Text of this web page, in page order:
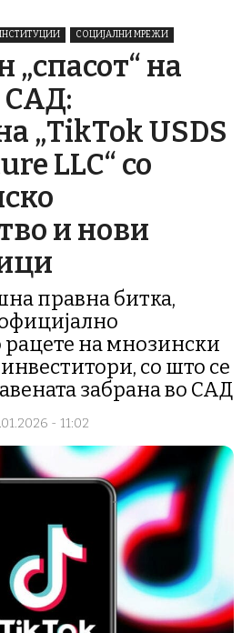
СОЦИЈАЛНИ МРЕЖИ
„спасот“ на
САД:
„TikTok USDS
LLC“ со
и нови
правна битка,
на мнозински
со што се
забрана во САД
- 11:02